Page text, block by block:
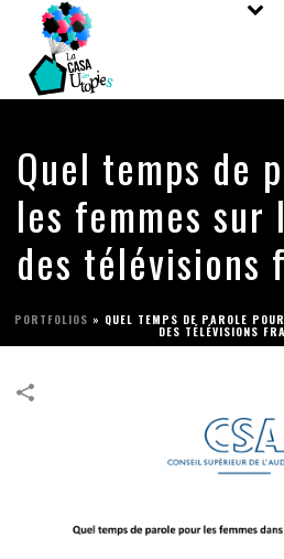
Quel temps de
les femmes sur
des télévisions
PORTFOLIOS » QUEL TEMPS DE PAROLE
DES TÉLÉVISIONS